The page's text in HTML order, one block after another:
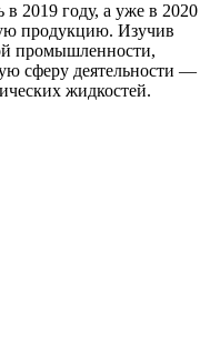
2019 году, а уже в 2020
продукцию. Изучив
промышленности,
сферу деятельности —
жидкостей.